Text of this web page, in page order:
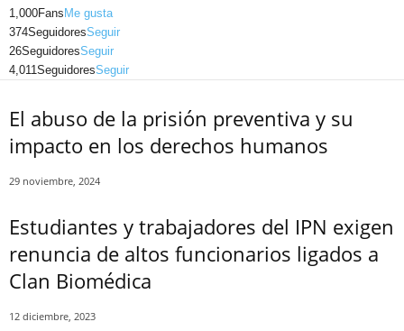
1,000Fans Me gusta
374SeguidoresSeguir
26SeguidoresSeguir
4,011SeguidoresSeguir
El abuso de la prisión preventiva y su
impacto en los derechos humanos
29 noviembre, 2024
Estudiantes y trabajadores del IPN exigen
renuncia de altos funcionarios ligados a
Clan Biomédica
12 diciembre, 2023